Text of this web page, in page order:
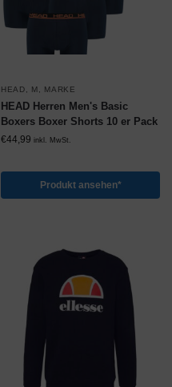
HEAD M MARKE
HEAD Herren Men's Basic
Boxers Boxer Shorts 10 er Pack
€44,99 inkl. MwSt.
Produkt ansehen*